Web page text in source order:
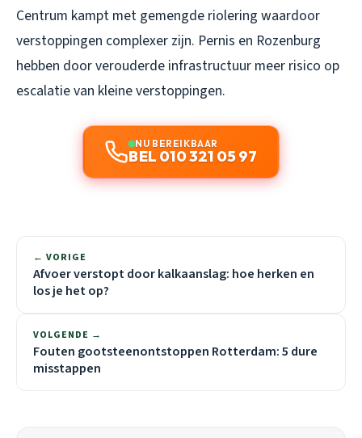
Centrum kampt met gemengde riolering waardoor
verstoppingen complexer zijn. Pernis en Rozenburg
hebben door verouderde infrastructuur meer risico op
escalatie van kleine verstoppingen.
NU BEREIKBAAR
BEL 010 321 05 97
← VORIGE
Afvoer verstopt door kalkaanslag: hoe herken en
los je het op?
VOLGENDE →
Fouten gootsteenontstoppen Rotterdam: 5 dure
misstappen